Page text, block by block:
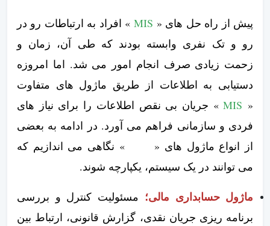
پیش از راه حل های « MIS » افراد به ارتباطات رو در
رو و تک نفری وابسته بودند که طی آن، زمان و
زحمت زیادی صرف انجام امور می شد. اما امروزه
دستیابی به اطلاعات از طریق ماژول های متفاوت
«
MIS » جریان بی نقص اطلاعات را برای نیاز های
فردی و سازمانی فراهم می آورد. در ادامه به بعضی
از انواع ماژول های «
» نگاهی می اندازیم که
می توانند در یک سیستم، یکپارچه شوند.
ماژول حسابداری مالی؛ مسئولیت کنترل و بررسی
برنامه ریزی جریان نقدی، گزارش قانونی، ارتباط بین